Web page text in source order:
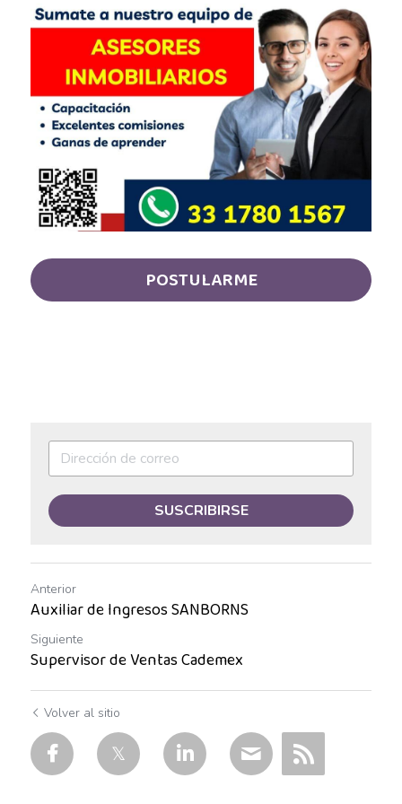
Almacenista Cajero
Almacenistas
Analista de Inventarios
Analista de precios unitarios
Asesor Bancario
Asesor comercial
Asesor Comercial
Asesor de Ventas
Asesor digital
Asesores Inmobiliarios
ASESOR INMOBILIARIO
Auditor
Auditor de calidad
Auxiliar administrativo
AUXILIAR ADMINISTRATIVO CONTABLE
Publica tu vacante
POSTULARME
SUSCRIBIRSE
Anterior
Auxiliar de Ingresos SANBORNS
Siguiente
Supervisor de Ventas Cademex
Volver al sitio